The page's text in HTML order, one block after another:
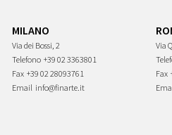
MILANO
Via dei Bossi, 2
Telefono +39 02 3363801
Fax +39 02 28093761
Email info@finarte.it
Via
Fax